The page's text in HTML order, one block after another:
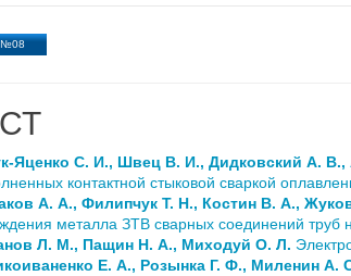
№08
Яценко С. И., Швец В. И., Дидковский А. В.,
контактной стыковой сваркой
А. А., Филипчук Т. Н., Костин В. А.,
металла ЗТВ сварных соединений труб
Л. М., Пащин Н. А., Миходуй О. Л.
Е. А., Розынка Г. Ф., Миленин А.